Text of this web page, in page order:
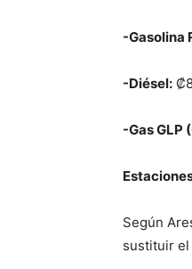
-Gasolina
-Diésel:
-Gas GLP
Según
sustituir el